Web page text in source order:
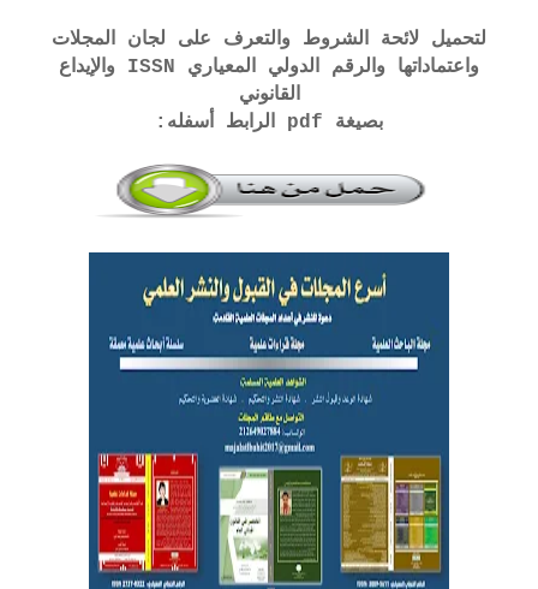
لتحميل لائحة الشروط والتعرف على لجان المجلات
واعتماداتها والرقم الدولي المعياري ISSN والإيداع
القانوني
بصيغة pdf الرابط أسفله: